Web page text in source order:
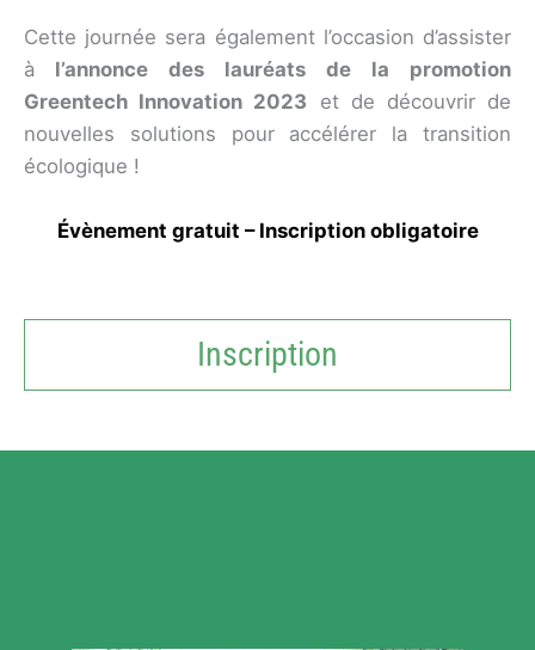
Cette journée sera également l’occasion d’assister
à l’annonce des lauréats de la promotion
Greentech Innovation 2023 et de découvrir de
nouvelles solutions pour accélérer la transition
écologique !
Évènement gratuit – Inscription obligatoire
Inscription